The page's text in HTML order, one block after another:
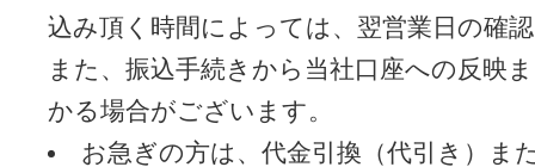
込み頂く時間によっては、翌営業日の確
また、振込手続きから当社口座への反映
かる場合がございます。
お急ぎの方は、代金引換（代引き）ま